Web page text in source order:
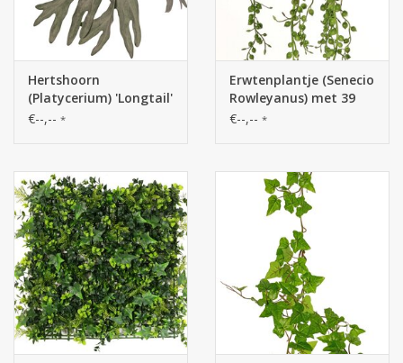
Hertshoorn
(Platycerium) 'Longtail'
met 9 'geflockte'
€--,-- *
Erwtenplantje (Senecio
Rowleyanus) met 39
uitlopers, 45 cm,
€--,-- *